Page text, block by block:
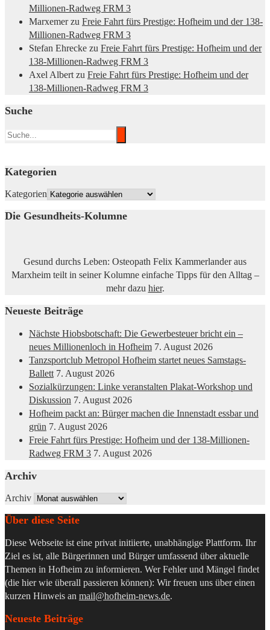
Millionen-Radweg FRM 3
Marxemerzu Freie Fahrt fürs Prestige: Hofheim und der 138-
Millionen-Radweg FRM 3
Stefan Ehrecke zu Freie Fahrt fürs Prestige: Hofheim und der
138-Millionen-Radweg FRM 3
Axel Albert zu Freie Fahrt fürs Prestige: Hofheim und der
138-Millionen-Radweg FRM 3
Suche
Kategorien
Kategorien
Die Gesundheits-Kolumne
Gesund durchs Leben: Osteopath Felix Kammerlander aus
Marxheim teilt in seiner Kolumne einfache Tipps für den Alltag –
mehr dazu hier.
Neueste Beiträge
Nächste Hiobsbotschaft: Die Gewerbesteuer bricht ein –
neues Millionenloch in Hofheim 7. August 2026
Tanzsportclub Metropol Hofheim startet neues Samstags-
Ballett 7. August 2026
Sozialkürzungen: Linke veranstalten Plakat-Workshop und
Diskussion 7. August 2026
Hofheim packt an: Bürger machen die Innenstadt essbar und
grün 7. August 2026
Freie Fahrt fürs Prestige: Hofheim und der 138-Millionen-
Radweg FRM 3 7. August 2026
Archiv
Archiv
Über diese Seite
Diese Webseite ist eine privat initiierte, unabhängige Plattform. Ihr
Ziel es ist, alle Bürgerinnen und Bürger umfassend über aktuelle
Themen in Hofheim zu informieren. Wer Fehler und Mängel findet
(die hier wie überall passieren können): Wir freuen uns über einen
kurzen Hinweis an mail@hofheim-news.de.
Neueste Beiträge